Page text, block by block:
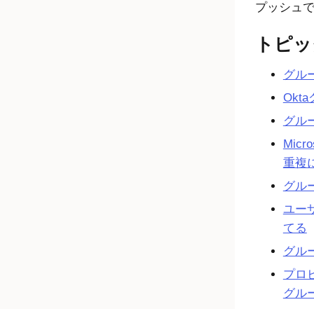
プッシュ
トピ
グル
Okta
グル
重複
グル
ユー
てる
グル
プロ
グル